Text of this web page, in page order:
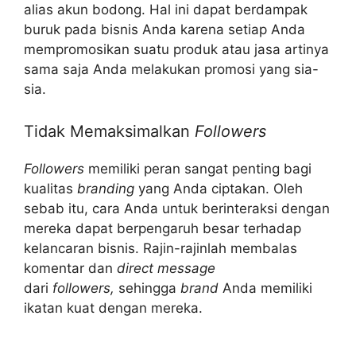
alias akun bodong. Hal ini dapat berdampak
buruk pada bisnis Anda karena setiap Anda
mempromosikan suatu produk atau jasa artinya
sama saja Anda melakukan promosi yang sia-
sia.
Tidak Memaksimalkan Followers
Followers memiliki peran sangat penting bagi
kualitas branding yang Anda ciptakan. Oleh
sebab itu, cara Anda untuk berinteraksi dengan
mereka dapat berpengaruh besar terhadap
kelancaran bisnis. Rajin-rajinlah membalas
komentar dan direct message
dari followers, sehingga brand Anda memiliki
ikatan kuat dengan mereka.